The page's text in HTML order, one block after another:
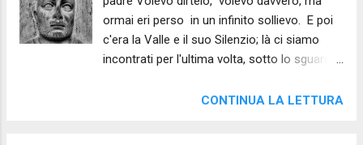
doppio. Il poeta, lo scrittore, l’artista in
genere hanno, rispetto alla persona comune,
una sorta di specchio interiore che ne riflette
specchio endoscopico che fa dire a Flaubert
ormai eri perso in un infinito sollievo. E poi
c'era la Valle e il suo Silenzio; là ci siamo
incontrati per l'ultima volta, sotto lo sguardo
CONTINUA LA LETTURA